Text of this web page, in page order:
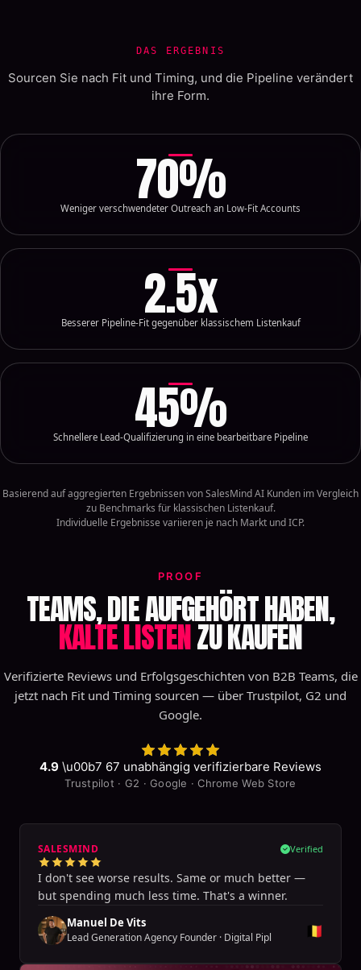
DAS ERGEBNIS
Sourcen Sie nach Fit und Timing, und die Pipeline verändert
ihre Form.
70%
Weniger verschwendeter Outreach an Low-Fit Accounts
2.5x
Besserer Pipeline-Fit gegenüber klassischem Listenkauf
45%
Schnellere Lead-Qualifizierung in eine bearbeitbare Pipeline
Basierend auf aggregierten Ergebnissen von SalesMind AI Kunden im Vergleich
zu Benchmarks für klassischen Listenkauf.
Individuelle Ergebnisse variieren je nach Markt und ICP.
PROOF
TEAMS, DIE AUFGEHÖRT HABEN,
KALTE LISTENZU KAUFEN
Verifizierte Reviews und Erfolgsgeschichten von B2B Teams, die
jetzt nach Fit und Timing sourcen — über Trustpilot, G2 und
Google.
4.9 \u00b7 67 unabhängig verifizierbare Reviews
Trustpilot · G2 · Google · Chrome Web Store
SALESMIND Verified
I don't see worse results. Same or much better —
but spending much less time. That's a winner.
Manuel De Vits
Lead Generation Agency Founder · Digital Pipl 🇧🇪